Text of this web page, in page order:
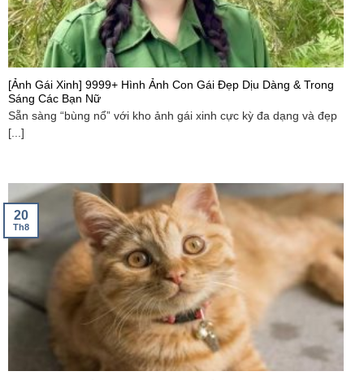
[Ảnh Gái Xinh] 9999+ Hình Ảnh Con Gái Đẹp Dịu Dàng & Trong
Sáng Các Bạn Nữ
Sẵn sàng “bùng nổ” với kho ảnh gái xinh cực kỳ đa dạng và đẹp
[...]
20
Th8